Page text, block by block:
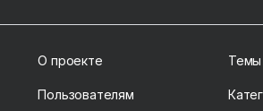
О проекте
Пользователям
Темы